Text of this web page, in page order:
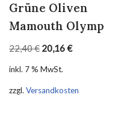
Grüne Oliven
Mamouth Olymp
22,40€ 20,16€
inkl. 7 % MwSt.
zzgl. Versandkosten